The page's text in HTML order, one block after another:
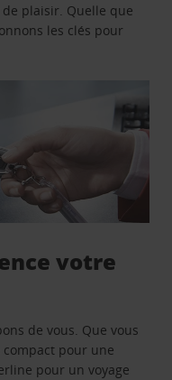
plaisir. Quelle que
les clés pour
votre
de vous. Que vous
pour une
pour un voyage